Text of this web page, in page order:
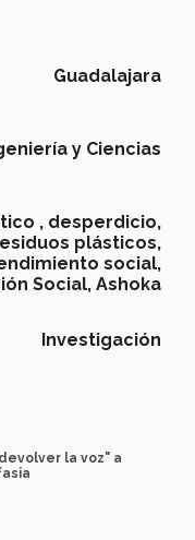
Guadalajara
y Ciencias
, desperdicio,
plásticos,
social,
Social, Ashoka
Investigación
la voz" a